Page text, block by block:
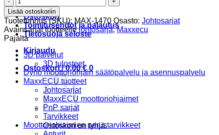
Oma tili
Ostoskori
Toimitusehdot ja palautus
Tietosuoja seloste
Kirjaudu
Ostoskori /0,00€ 0
Ostoskori on tyhjä.
johtosarja
2
Pro
määrä
Lisää ostoskoriin
Tuotetunnus (SKU): MAX-1470 Osasto: Johtosarjat
Avainsanat tuotteellejohtosarja,Maxxecu
Pajalta
3D palvelut
3D tulosteet
Dyno moottoriohjain säätöpalvelu ja asennuspalvelu
MaxxECU tuotteet
Johtosarjat
MaxxECU moottoriohjaimet
PnP sarjat
Tarvikkeet
Moottoriohjaimien perustarvikkeet